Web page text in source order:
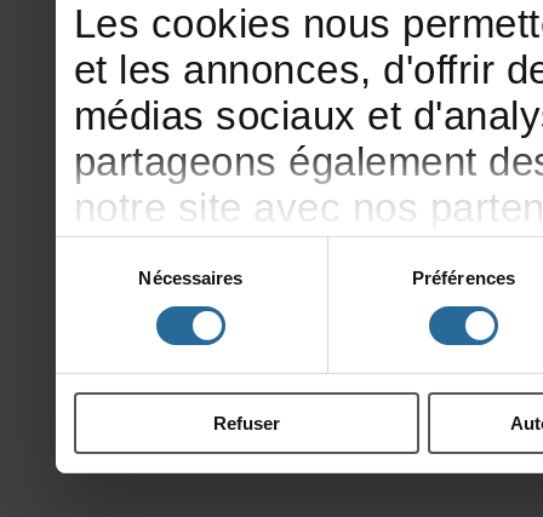
consentement
Nécessaires Préférences
Refuser